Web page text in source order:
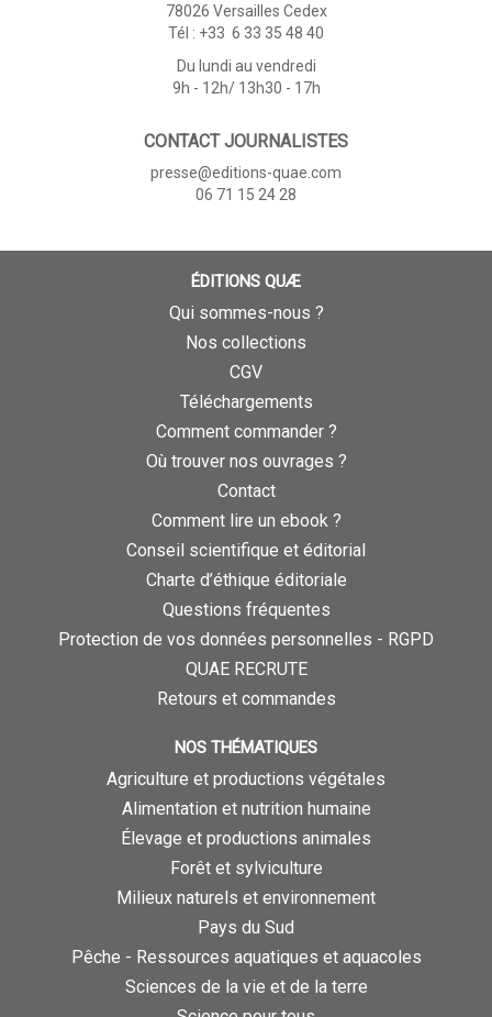
78026 Versailles Cedex
Tél : +33 6 33 35 48 40
Du lundi au vendredi
9h - 12h/ 13h30 - 17h
CONTACT JOURNALISTES
presse@editions-quae.com
06 71 15 24 28
ÉDITIONS QUÆ
Qui sommes-nous ?
Nos collections
CGV
Téléchargements
Comment commander ?
Où trouver nos ouvrages ?
Contact
Comment lire un ebook ?
Conseil scientifique et éditorial
Charte d’éthique éditoriale
Questions fréquentes
Protection de vos données personnelles - RGPD
QUAE RECRUTE
Retours et commandes
NOS THÉMATIQUES
Agriculture et productions végétales
Alimentation et nutrition humaine
Élevage et productions animales
Forêt et sylviculture
Milieux naturels et environnement
Pays du Sud
Pêche - Ressources aquatiques et aquacoles
Sciences de la vie et de la terre